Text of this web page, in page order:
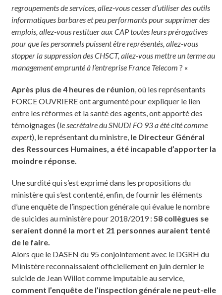
regroupements de services, allez-vous cesser d’utiliser des outils
informatiques barbares et peu performants pour supprimer des
emplois, allez-vous restituer aux CAP toutes leurs prérogatives
pour que les personnels puissent être représentés, allez-vous
stopper la suppression des CHSCT, allez-vous mettre un terme au
management emprunté à l’entreprise France Telecom ? «
Après plus de 4 heures de réunion , où les représentants
FORCE OUVRIERE ont argumenté pour expliquer le lien
entre les réformes et la santé des agents, ont apporté des
témoignages (le secrétaire du SNUDI FO 93 a été cité comme
expert), le représentant du ministre, le Directeur Général
des Ressources Humaines, a été incapable d’apporter la
moindre réponse.
Une surdité qui s’est exprimé dans les propositions du
ministère qui s’est contenté, enfin, de fournir les éléments
d’une enquête de l’inspection générale qui évalue le nombre
de suicides au ministère pour 2018/2019 : 58 collègues se
seraient donné la mort et 21 personnes auraient tenté
de le faire.
Alors que le DASEN du 95 conjointement avec le DGRH du
Ministère reconnaissaient officiellement en juin dernier le
suicide de Jean Willot comme imputable au service,
comment l’enquête de l’inspection générale ne peut-elle